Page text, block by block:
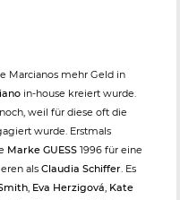
Marcianos mehr Geld in
in-house kreiert wurde.
weil für diese oft die
wurde. Erstmals
Marke GUESS 1996 für eine
als Claudia Schiffer. Es
, Eva Herzigová, Kate